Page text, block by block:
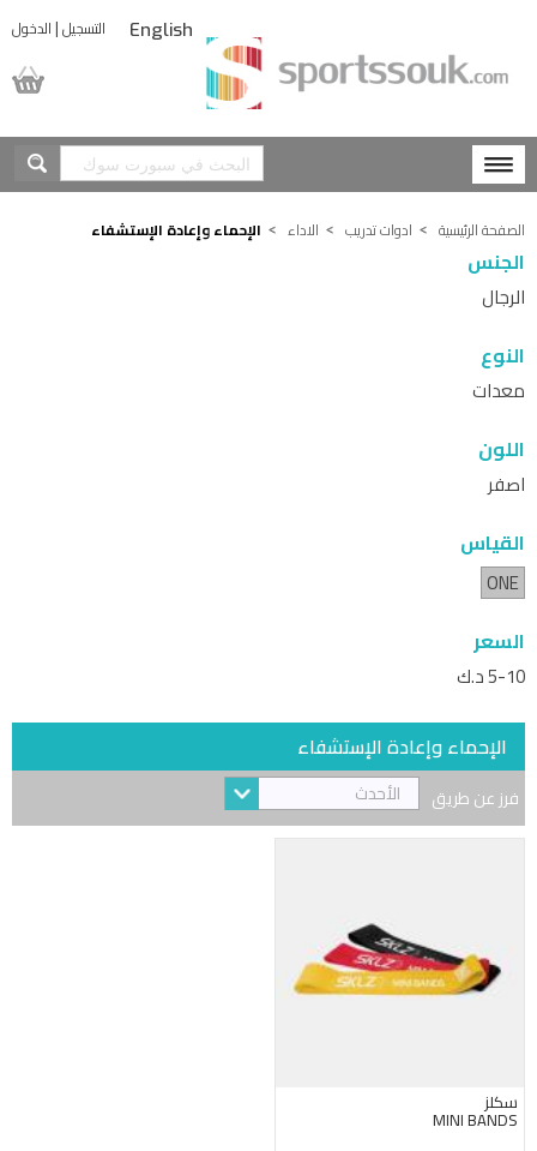
التسجيل|الدخول English
الصفحة الرئيسية ادوات تدريب الاداء الإحماء وإعادة الإستشفاء
الجنس
الرجال
النوع
معدات
اللون
اصفر
القياس
ONE
السعر
5-10 د.ك
الإحماء وإعادة الإستشفاء
فرز عن طريق الأحدث
سكلز
MINI BANDS